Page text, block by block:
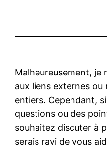
Malheureusement, je
aux liens externes
entiers. Cependant,
questions ou des
souhaitez discuter à
serais ravi de vous